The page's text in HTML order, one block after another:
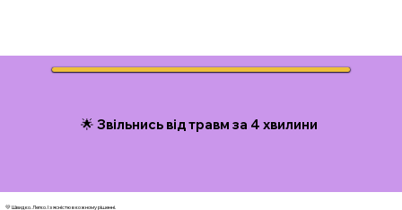
🌟 Звільнись від травм за 4 хвилини
💛 Швидко. Легко. І з ясністю в кожному рішенні.